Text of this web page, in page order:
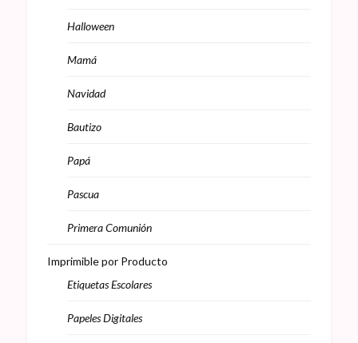
Halloween
Mamá
Navidad
Bautizo
Papá
Pascua
Primera Comunión
Imprimible por Producto
Etiquetas Escolares
Papeles Digitales